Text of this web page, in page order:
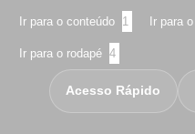
Ir para o conteúdo 1 Ir para
Ir para o rodapé 4
Acesso Rápido